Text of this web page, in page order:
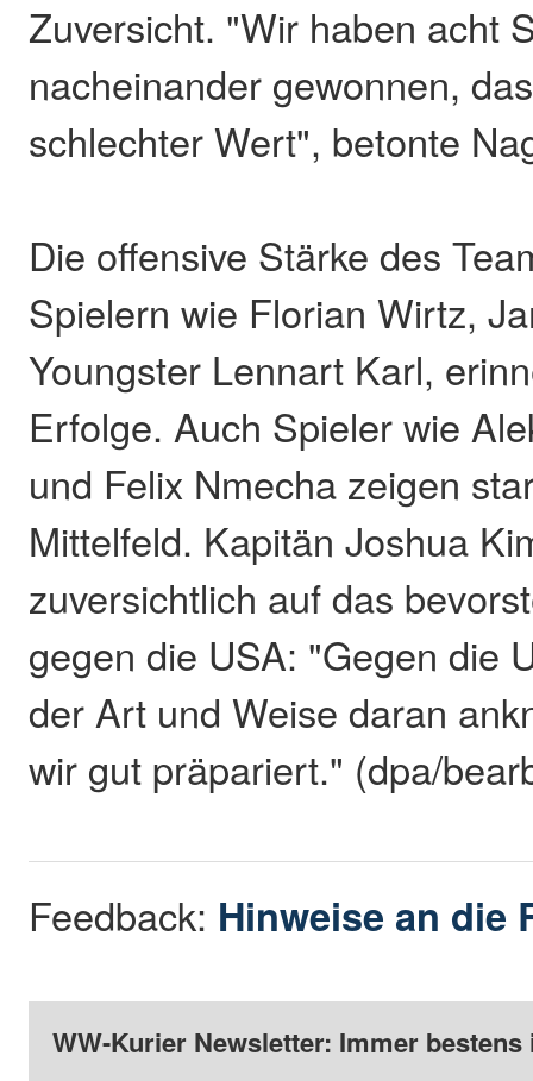
Zuversicht. "Wir haben acht
nacheinander gewonnen,
schlechter Wert", betonte
Die offensive Stärke des
Spielern wie Florian Wirtz,
Youngster Lennart Karl,
Erfolge. Auch Spieler wie
und Felix Nmecha zeigen
Mittelfeld. Kapitän Joshua
zuversichtlich auf das
gegen die USA: "Gegen die
der Art und Weise daran
wir gut präpariert." (dpa/
Feedback: Hinweise an die
WW-Kurier Newsletter: Immer